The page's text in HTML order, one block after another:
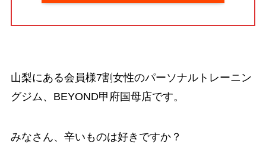
山梨にある会員様7割女性のパーソナルトレーニン
グジム、BEYOND甲府国母店です。
みなさん、辛いものは好きですか？